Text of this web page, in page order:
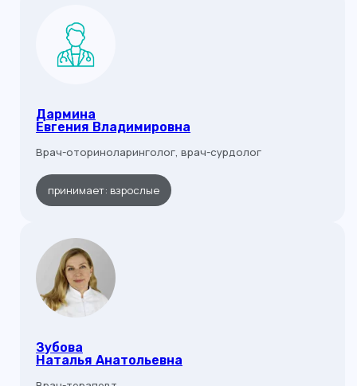
Дармина
Евгения Владимировна
Врач-оториноларинголог, врач-сурдолог
принимает: взрослые
Зубова
Наталья Анатольевна